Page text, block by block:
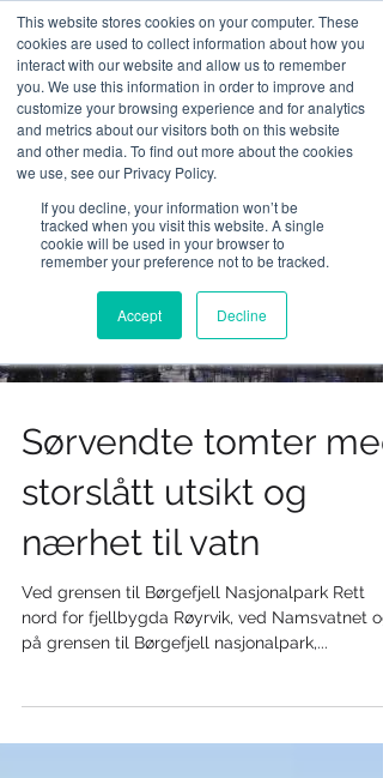
This website stores cookies on your computer. These
cookies are used to collect information about how you
interact with our website and allow us to remember
you. We use this information in order to improve and
customize your browsing experience and for analytics
and metrics about our visitors both on this website
and other media. To find out more about the cookies
we use, see our Privacy Policy.
If you decline, your information won’t be
tracked when you visit this website. A single
cookie will be used in your browser to
remember your preference not to be tracked.
Accept Decline
Sørvendte tomter med
storslått utsikt og
nærhet til vatn
Ved grensen til Børgefjell Nasjonalpark Rett
nord for fjellbygda Røyrvik, ved Namsvatnet og
på grensen til Børgefjell nasjonalpark,...